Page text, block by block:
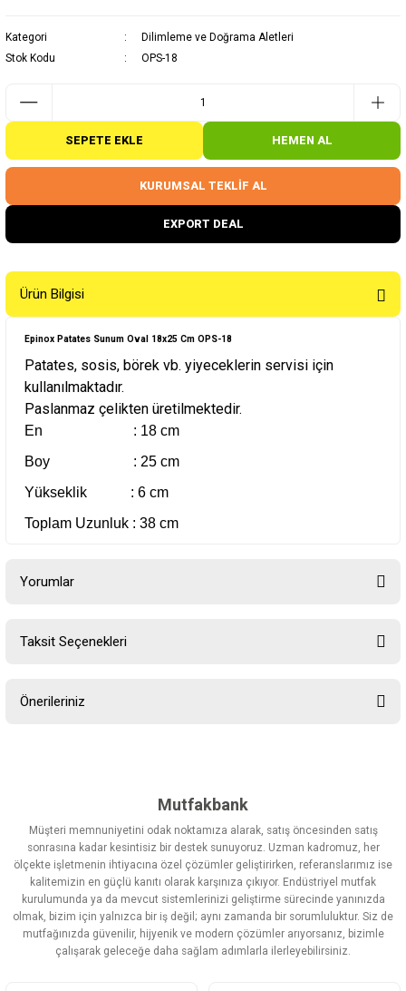
Kategori
Dilimleme ve Doğrama Aletleri
Stok Kodu
OPS-18
SEPETE EKLE HEMEN AL
KURUMSAL TEKLİF AL
EXPORT DEAL
Ürün Bilgisi
Epinox Patates Sunum Oval 18x25 Cm OPS-18
Patates, sosis, börek vb. yiyeceklerin servisi için
kullanılmaktadır.
Paslanmaz çelikten üretilmektedir.
En : 18 cm
Boy : 25 cm
Yükseklik : 6 cm
Toplam Uzunluk : 38 cm
Yorumlar
Taksit Seçenekleri
Önerileriniz
Görüş ve önerileriniz için teşekkür ederiz.
Ürün resmi kalitesiz, bozuk veya görüntülenemiyor.
Ürün açıklamasında eksik bilgiler bulunuyor.
Ürün bilgilerinde hatalar bulunuyor.
Ürün fiyatı diğer sitelerden daha pahalı.
Bu ürüne benzer farklı alternatifler olmalı.
Mutfakbank
Müşteri memnuniyetini odak noktamıza alarak, satış öncesinden satış
sonrasına kadar kesintisiz bir destek sunuyoruz. Uzman kadromuz, her
ölçekte işletmenin ihtiyacına özel çözümler geliştirirken, referanslarımız ise
kalitemizin en güçlü kanıtı olarak karşınıza çıkıyor. Endüstriyel mutfak
kurulumunda ya da mevcut sistemlerinizi geliştirme sürecinde yanınızda
olmak, bizim için yalnızca bir iş değil; aynı zamanda bir sorumluluktur. Siz de
mutfağınızda güvenilir, hijyenik ve modern çözümler arıyorsanız, bizimle
çalışarak geleceğe daha sağlam adımlarla ilerleyebilirsiniz.